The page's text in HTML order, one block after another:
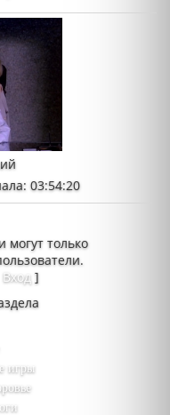
: 03:54:20
могут только
Вход ]
игры